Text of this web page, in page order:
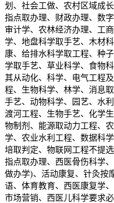
划、社会工做、农村区域成
指点取办理、财政办理、数
审计学、农林经济办理、工
学、地盘科学取手艺、木材
康、给排水科学取工程、种
学取手艺、草业科学、食物
其从动化、科学、电气工程
程、生物科学、林学、消息
手艺、动物科学、园艺、水
渡河工程、生物手艺、化学
物制剂、能源取动力工程、
学、农业水利工程、数据科
培取判定、物联网工程不提
指点取办理、西医骨伤科学
做办学)、活动康复、针灸按
语、体育教育、西医康复学
市场营销、西医儿科学要求